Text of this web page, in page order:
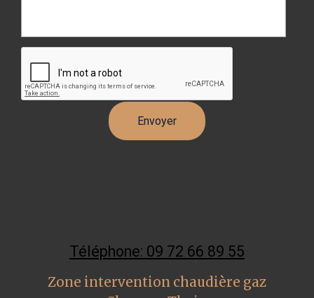
Téléphone: 09 72 66 89 55
Zone intervention chaudière gaz